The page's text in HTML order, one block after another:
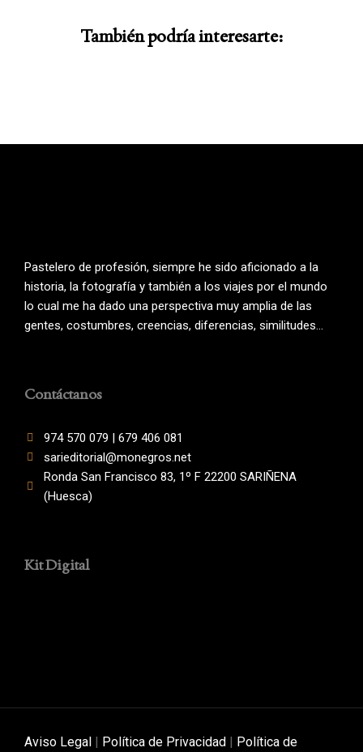
También podría interesarte:
Pastelero de profesión, siempre he sido aficionado a la
historia, la fotografía y también a los viajes por el mundo
lo cual me ha dado una perspectiva muy amplia de las
gentes, costumbres, creencias, diferencias, similitudes…
Contáctanos
974 570 079 | 679 406 081
sarieditorial@monegros.net
Ronda San Francisco 83, 1º F 22200 SARIÑENA
(Huesca)
Kit Digital
Aviso Legal | Política de Privacidad | Política de